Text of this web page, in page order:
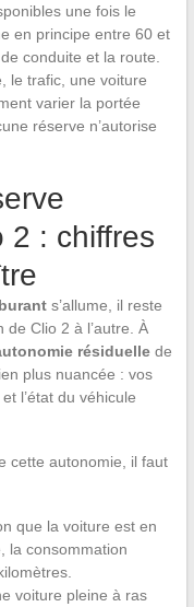
une fois le
en principe entre 60 et
conduite et la route.
le trafic, une voiture
varier la portée
réserve n’autorise
2 : chiffres
s’allume, il reste
de Clio 2 à l’autre. À
résiduellede
plus nuancée : vos
l’état du véhicule
cette autonomie, il faut
que la voiture est en
la consommation
voiture pleine à ras